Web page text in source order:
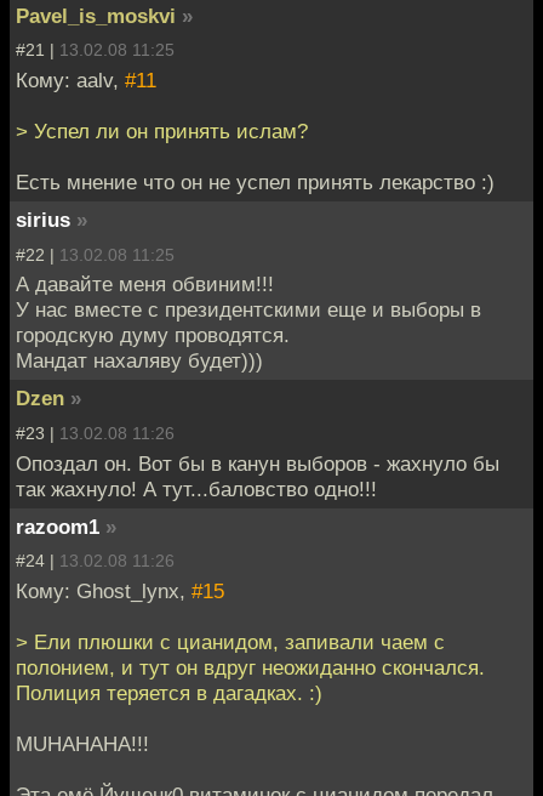
Pavel_is_moskvi »
#21 | 13.02.08 11:25
Кому: aalv, #11
> Успел ли он принять ислам?
Есть мнение что он не успел принять лекарство :)
sirius »
#22 | 13.02.08 11:25
А давайте меня обвиним!!!
У нас вместе с президентскими еще и выборы в
городскую думу проводятся.
Мандат нахаляву будет)))
Dzen »
#23 | 13.02.08 11:26
Опоздал он. Вот бы в канун выборов - жахнуло бы
так жахнуло! А тут...баловство одно!!!
razoom1 »
#24 | 13.02.08 11:26
Кому: Ghost_lynx, #15
> Ели плюшки с цианидом, запивали чаем с
полонием, и тут он вдруг неожиданно скончался.
Полиция теряется в дагадках. :)
MUHAHAHA!!!